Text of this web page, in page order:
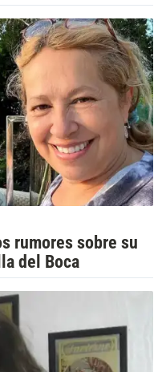
rumores sobre su
del Boca